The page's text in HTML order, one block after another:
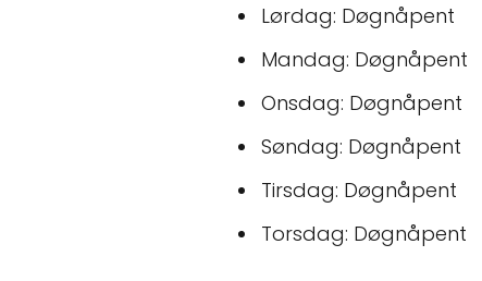
Lørdag: Døgnåpent
Mandag: Døgnåpent
Onsdag: Døgnåpent
Søndag: Døgnåpent
Tirsdag: Døgnåpent
Torsdag: Døgnåpent